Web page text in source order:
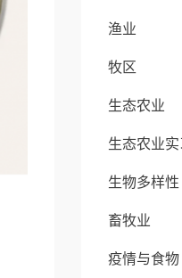
渔业
牧区
生态农业
生态农业
生物多样性
畜牧业
疫情与食物